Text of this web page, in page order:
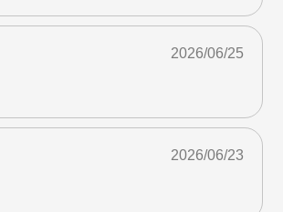
2026/06/25
2026/06/23